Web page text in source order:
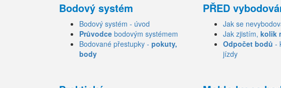
Bodový systém
Bodový systém - úvod
Průvodce bodovým systémem
Bodované přestupky - pokuty,
body
PŘED
Jak se
Jak zjistím, kolik
Odpočet bodů -
jízdy